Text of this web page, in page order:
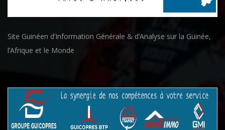
Site Guinéen d’Information Générale & d’Analyse sur la Guinée,
l’Afrique et le Monde